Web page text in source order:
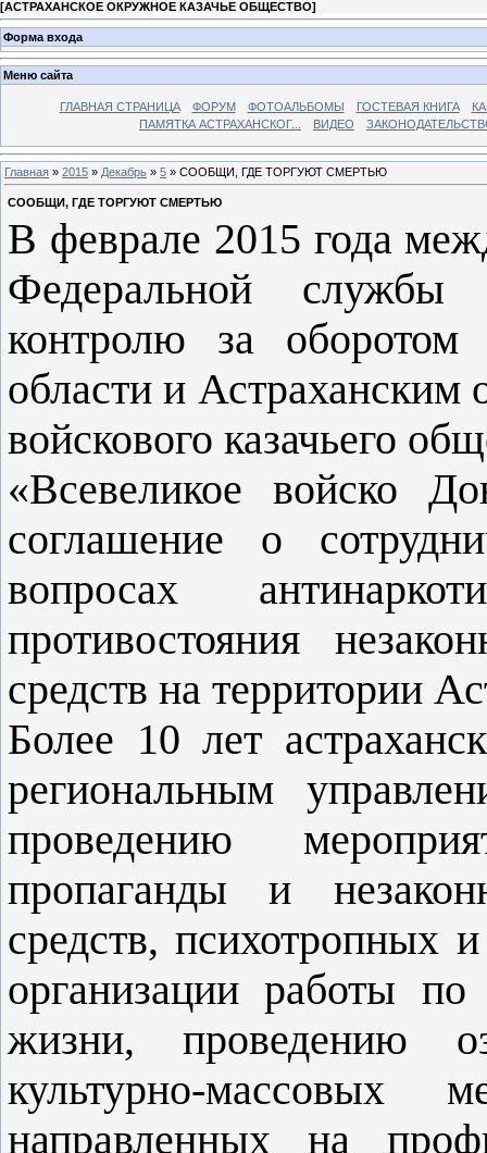
[АСТРАХАНСКОЕ ОКРУЖНОЕ КАЗАЧЬЕ ОБЩЕСТВО]
Форма входа
Меню сайта
ГЛАВНАЯ СТРАНИЦА ФОРУМ ФОТОАЛЬБОМЫ ГОСТЕВАЯ КНИГА
ПАМЯТКА АСТРАХАНСКОГ...
ВИДЕО
Главная » 2015 » Декабрь » 5 » СООБЩИ, ГДЕ ТОРГУЮТ СМЕРТЬЮ
СООБЩИ, ГДЕ ТОРГУЮТ СМЕРТЬЮ
В феврале 2015 года
Федеральной
контролю за оборотом
области и
войскового казачьего
«Всевеликое войско
соглашение о
вопросах
противостояния
средств на территории
Более 10 лет
региональным
проведению
пропаганды и
средств, психотропных
организации работы по
жизни, проведению
культурно-массовых
направленных на